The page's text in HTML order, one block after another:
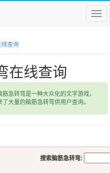
菜
单
线查询
在线查询
急转弯是一种大众化的文字游戏，
大量的脑筋急转弯供用户查询。
搜索脑筋急转弯: